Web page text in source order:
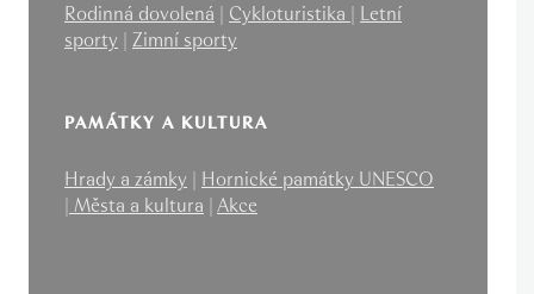
Rodinná dovolená | Cykloturistika | Letní
sporty | Zimní sporty
PAMÁTKY A KULTURA
Hrady a zámky | Hornické památky UNESCO
| Města a kultura | Akce